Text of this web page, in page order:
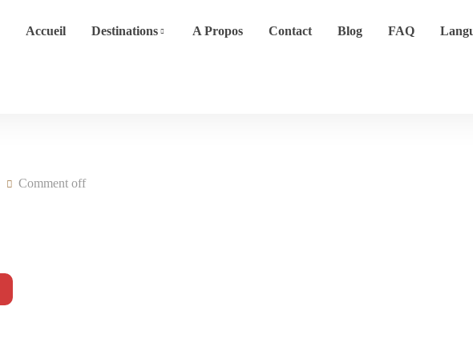
Accueil Destinations A Propos Contact Blog FAQ
Comment off